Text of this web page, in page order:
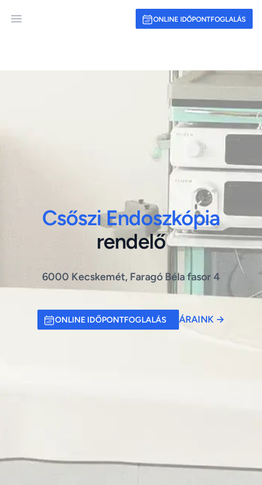
Open main menu ONLINE IDŐPONTFOGLALÁS
Csőszi Endoszkópia
rendelő
6000 Kecskemét, Faragó Béla fasor 4
ONLINE IDŐPONTFOGLALÁS ÁRAINK →